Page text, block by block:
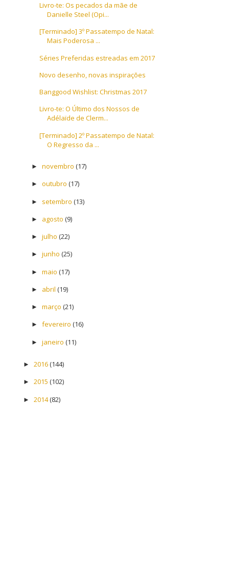
Livro-te: Os pecados da mãe de
Danielle Steel (Opi...
[Terminado] 3º Passatempo de Natal:
Mais Poderosa ...
Séries Preferidas estreadas em 2017
Novo desenho, novas inspirações
Banggood Wishlist: Christmas 2017
Livro-te: O Último dos Nossos de
Adélaïde de Clerm...
[Terminado] 2º Passatempo de Natal:
O Regresso da ...
► novembro (17)
► outubro (17)
► setembro (13)
► agosto (9)
► julho (22)
► junho (25)
► maio (17)
► abril (19)
► março (21)
► fevereiro (16)
► janeiro (11)
► 2016(144)
► 2015 (102)
► 2014(82)